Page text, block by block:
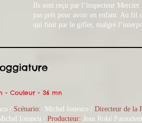
Ils sont reçu par l’inspecteur
pas prêt pour avoir un enfant. Au fil
qui finit par le gifler, malgré
/ Scénario: Michel Ionesco / Directeur de la
Ionascu / Producteur: Jean Roké Patoudem
- Couleur - 36 mn